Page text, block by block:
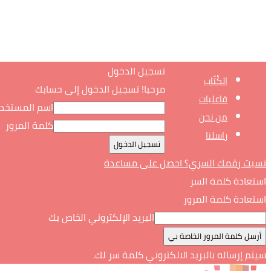
الكُتّاب
فاعليات
من نحن
راسلنا
تسجيل الدخول
مرحبا! تسجيل الدخول إلى حسابك
اسم
كلمة المرور
نسيت رقمك السري؟ احصل على مساعدة
استعادة كلمة السر
استعادة كلمة المرور
البريد الإلكتروني الخاص بك
سيتم إرساله بالبريد الالكتروني كلمة سر لك.